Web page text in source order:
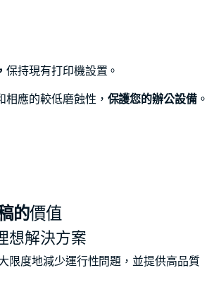
保持現有打印機設置。
相應的較低磨蝕性， 保護您的辦公設備 。
的價值
想解決方案
限度地減少運行性問題，並提供高品質